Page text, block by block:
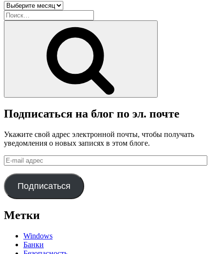
Архив
блога
Искать:
Подписаться на блог по эл. почте
Укажите свой адрес электронной почты, чтобы получать
уведомления о новых записях в этом блоге.
E-
mail
адрес
Подписаться
Метки
Windows
Банки